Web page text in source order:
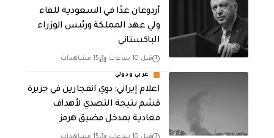
أردوغان غدًا في السعودية للقاء
ولي عهد المملكة ورئيس الوزراء
الباكستاني
قبل 10 ساعات 15 مشاهدات
عربي ودولي
اعلام إيراني: دوي انفجارين في جزيرة
قشم نتيجة التصدي لأهداف
معادية بمدخل مضيق هرمز